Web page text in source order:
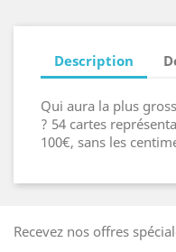
Description
Qui aura la plus
? 54 cartes
100€, sans les
Recevez nos offres